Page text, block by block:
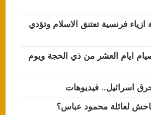
ازياء فرنسية تعتنق الاسلام وتؤدي
ايام العشر من ذي الحجة ويوم
اسرائيل.. فيديوهات
لعائلة محمود عباس؟